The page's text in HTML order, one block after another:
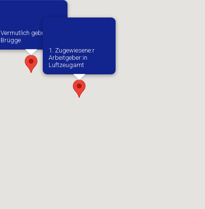
Vermutlich geboren in
Brügge
1. Zugewiesene:r
Arbeitgeber:in​
Luftzeugamt